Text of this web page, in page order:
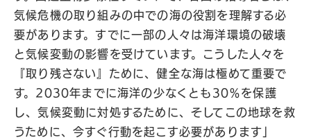
気候危機の取り組みの中での海の役割を理解する必
要があります。すでに一部の人々は海洋環境の破壊
と気候変動の影響を受けています。こうした人々を
『取り残さない』ために、健全な海は極めて重要で
す。2030年までに海洋の少なくとも30％を保護
し、気候変動に対処するために、そしてこの地球を救
うために、今すぐ行動を起こす必要があります」